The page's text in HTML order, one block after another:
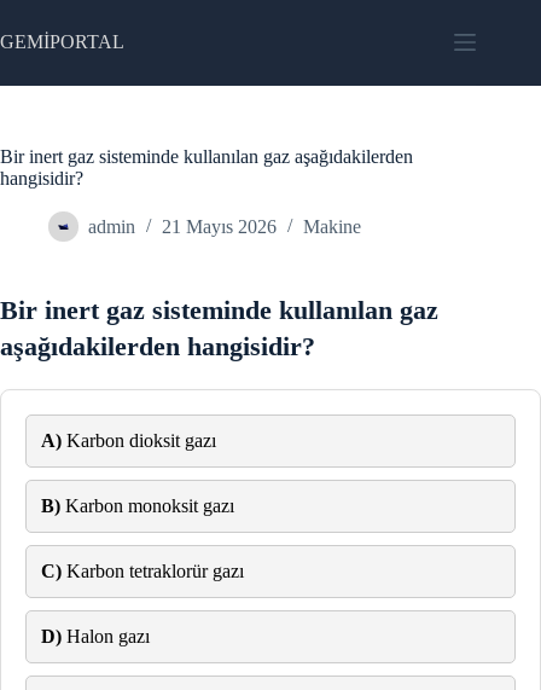
to
content
GEMİPORTAL
Bir inert gaz sisteminde kullanılan gaz aşağıdakilerden
hangisidir?
admin 21 Mayıs 2026 Makine
Bir inert gaz sisteminde kullanılan gaz
aşağıdakilerden hangisidir?
A) Karbon dioksit gazı
B) Karbon monoksit gazı
C) Karbon tetraklorür gazı
D) Halon gazı